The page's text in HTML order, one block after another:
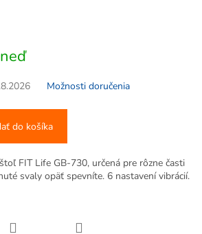
Možnosti doručenia
do košíka
FIT Life GB-730, určená pre rôzne časti
svaly opäť spevníte. 6 nastavení vibrácií.